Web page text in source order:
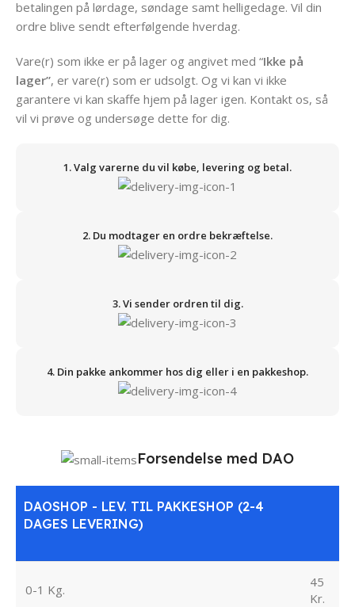
betalingen på lørdage, søndage samt helligedage. Vil din
ordre blive sendt efterfølgende hverdag.
Vare(r) som ikke er på lager og angivet med “Ikke på
lager”, er vare(r) som er udsolgt. Og vi kan vi ikke
garantere vi kan skaffe hjem på lager igen. Kontakt os, så
vil vi prøve og undersøge dette for dig.
1. Valg varerne du vil købe, levering og betal.
2. Du modtager en ordre bekræftelse.
3. Vi sender ordren til dig.
4. Din pakke ankommer hos dig eller i en pakkeshop.
Forsendelse med DAO
DAOSHOP - LEV. TIL PAKKESHOP (2-4
DAGES LEVERING)
0-1 Kg.
45
Kr.